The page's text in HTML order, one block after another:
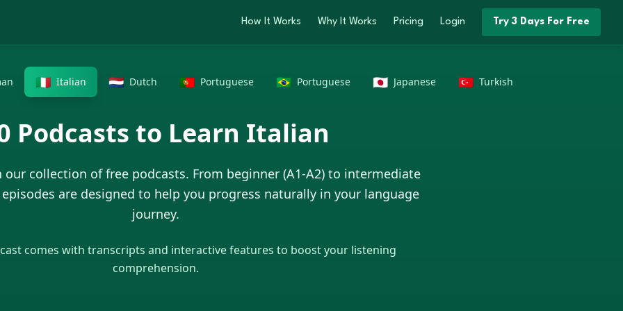
How It Works Why It Works Pricing Login Try 3 Days For Free
🇮🇹 Italian 🇳🇱 Dutch 🇵🇹 Portuguese 🇧🇷 Portuguese 🇯🇵 Japanese 🇹🇷 Turkish
Podcasts to Learn Italian
our collection of free podcasts. From beginner (A1-A2) to intermediate
episodes are designed to help you progress naturally in your language
journey.
comes with transcripts and interactive features to boost your listening
comprehension.